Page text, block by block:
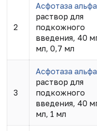
2
Асфотаза альфа
раствор для
подкожного
введения, 40
мл, 0,7 мл
3
Асфотаза альфа
раствор для
подкожного
введения, 40
мл, 1 мл